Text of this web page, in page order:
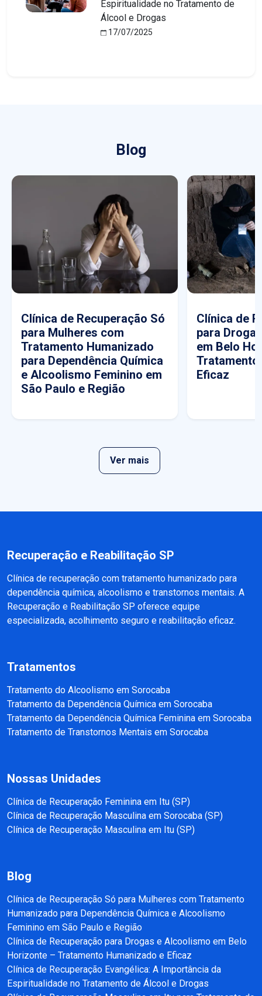
Espiritualidade no Tratamento de
Álcool e Drogas
17/07/2025
Blog
Clínica de Recuperação Só
para Mulheres com
Tratamento Humanizado
para Dependência Química
e Alcoolismo Feminino em
São Paulo e Região
Clínica de
para
em Belo
Tratamento
Eficaz
Ver mais
Recuperação e Reabilitação SP
Clínica de recuperação com tratamento humanizado para
dependência química, alcoolismo e transtornos mentais. A
Recuperação e Reabilitação SP oferece equipe
especializada, acolhimento seguro e reabilitação eficaz.
Tratamentos
Tratamento do Alcoolismo em Sorocaba
Tratamento da Dependência Química em Sorocaba
Tratamento da Dependência Química Feminina em Sorocaba
Tratamento de Transtornos Mentais em Sorocaba
Nossas Unidades
Clínica de Recuperação Feminina em Itu (SP)
Clínica de Recuperação Masculina em Sorocaba (SP)
Clínica de Recuperação Masculina em Itu (SP)
Blog
Clínica de Recuperação Só para Mulheres com Tratamento
Humanizado para Dependência Química e Alcoolismo
Feminino em São Paulo e Região
Clínica de Recuperação para Drogas e Alcoolismo em Belo
Horizonte – Tratamento Humanizado e Eficaz
Clínica de Recuperação Evangélica: A Importância da
Espiritualidade no Tratamento de Álcool e Drogas